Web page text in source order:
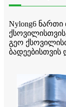
Nylong6
გეო
ბადეებისთვის